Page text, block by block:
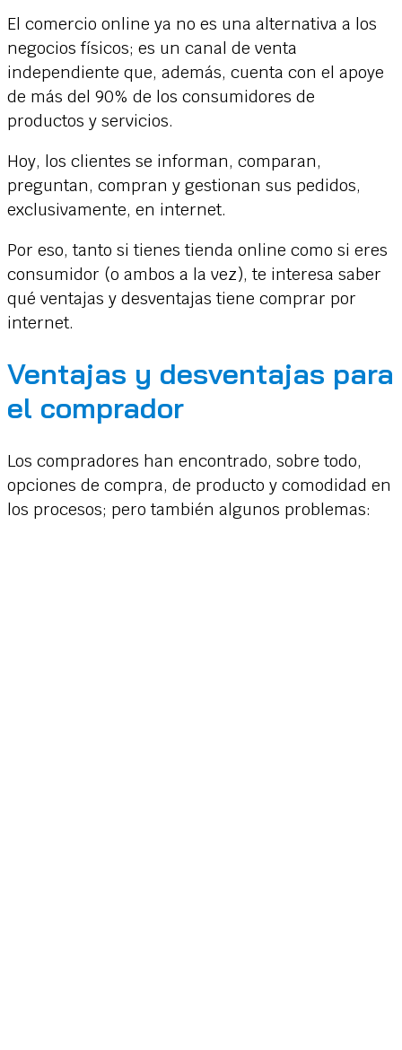
El comercio online ya no es una alternativa a los
negocios físicos; es un canal de venta
independiente que, además, cuenta con el apoye
de más del 90% de los consumidores de
productos y servicios.
Hoy, los clientes se informan, comparan,
preguntan, compran y gestionan sus pedidos,
exclusivamente, en internet.
Por eso, tanto si tienes tienda online como si eres
consumidor (o ambos a la vez), te interesa saber
qué ventajas y desventajas tiene comprar por
internet.
Ventajas y desventajas para
el comprador
Los compradores han encontrado, sobre todo,
opciones de compra, de producto y comodidad en
los procesos; pero también algunos problemas: